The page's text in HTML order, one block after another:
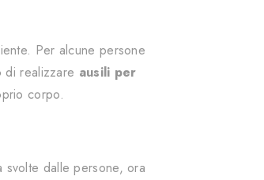
Per alcune persone
di realizzare ausili per
corpo.
dalle persone, ora